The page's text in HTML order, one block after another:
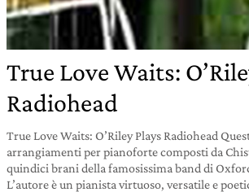
True Love Waits:
Radiohead
True Love Waits: O’Riley Plays Radiohead
arrangiamenti per pianoforte composti da
quindici brani della famosissima band di
L’autore è un pianista virtuoso, versatile e